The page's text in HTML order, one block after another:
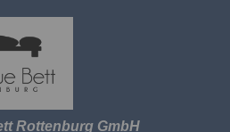
Rottenburg GmbH